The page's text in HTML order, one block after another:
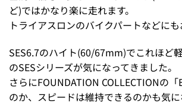
ど)ではかなり楽に走れます。
トライアスロンのバイクパートなどにも
SES6.7のハイト(60/67mm)でこれほど
のSESシリーズが気になってきました。
さらにFOUNDATION COLLECTIONの「
のか、スピードは維持できるのかも気に